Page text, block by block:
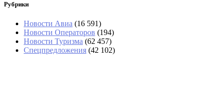
Рубрики
Новости Авиа (16 591)
Новости Операторов (194)
Новости Туризма (62 457)
Спецпредложения (42 102)